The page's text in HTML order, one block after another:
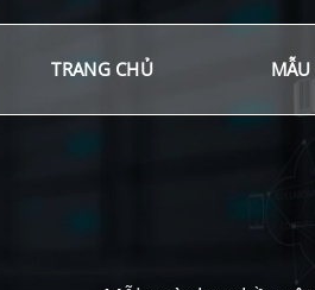
TRANG CHỦ MẪU